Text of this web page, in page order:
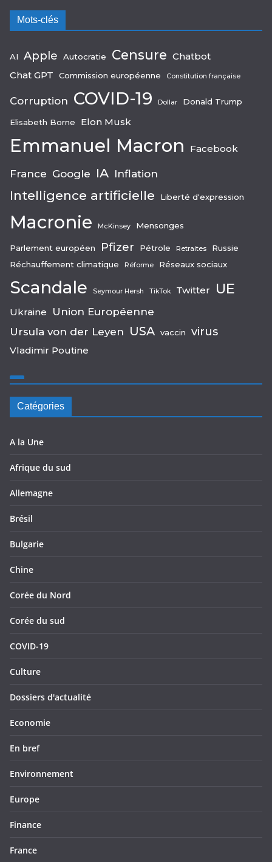
Mots-clés
AI Apple Autocratie Censure Chatbot
Chat GPT
Commission européenne Constitution française
Corruption COVID-19 Dollar Donald Trump
Elisabeth Borne Elon Musk
Emmanuel Macron Facebook
France Google IA Inflation
Intelligence artificielle Liberté d'expression
Macronie McKinsey Mensonges
Parlement européen Pfizer Pétrole Retraites
Russie
Réchauffement climatique
Réforme Réseaux sociaux
Scandale Seymour Hersh TikTok Twitter UE
Ukraine
Union Européenne
Ursula von der Leyen USA vaccin virus
Vladimir Poutine
Catégories
A la Une
Afrique du sud
Allemagne
Brésil
Bulgarie
Chine
Corée du Nord
Corée du sud
COVID-19
Culture
Dossiers d'actualité
Economie
En bref
Environnement
Europe
Finance
France